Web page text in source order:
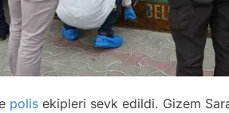
polis ekipleri sevk edildi. Gizem